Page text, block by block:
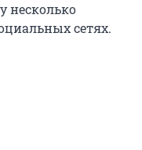
несколько
сетях.